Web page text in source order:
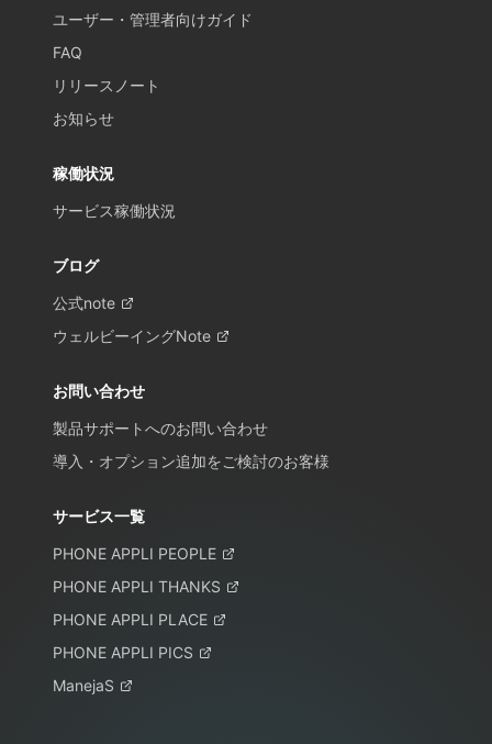
ユーザー・管理者向けガイド
FAQ
リリースノート
お知らせ
稼働状況
サービス稼働状況
ブログ
公式note
ウェルビーイングNote
お問い合わせ
製品サポートへのお問い合わせ
導入・オプション追加をご検討のお客様
サービス一覧
PHONE APPLI PEOPLE
PHONE APPLI THANKS
PHONE APPLI PLACE
PHONE APPLI PICS
ManejaS